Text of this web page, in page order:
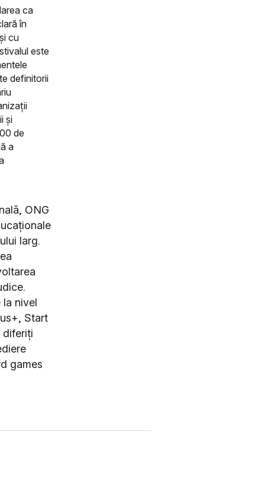
ca
în
cu
este
definitorii
și
de
a
ONG
larg.
la nivel
Start
diferiți
games